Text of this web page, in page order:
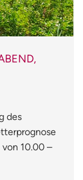
des
10.00 –